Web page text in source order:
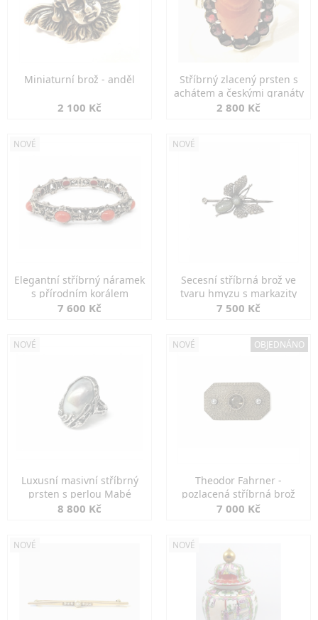
Miniaturní brož - anděl
2 100 Kč
Stříbrný zlacený prsten s
achátem a českými granáty
2 800 Kč
NOVÉ
Elegantní stříbrný náramek
s přírodním korálem
7 600 Kč
NOVÉ
Secesní stříbrná brož ve
tvaru hmyzu s markazity
7 500 Kč
NOVÉ
Luxusní masivní stříbrný
prsten s perlou Mabé
8 800 Kč
NOVÉ OBJEDNÁNO
Theodor Fahrner -
pozlacená stříbrná brož
7 000 Kč
NOVÉ NOVÉ